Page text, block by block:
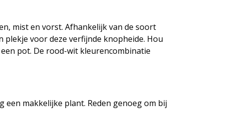
mist en vorst. Afhankelijk van de soort
plekje voor deze verfijnde knopheide. Hou
pot. De rood-wit kleurencombinatie
makkelijke plant. Reden genoeg om bij